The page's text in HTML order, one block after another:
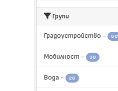
Групи
Градоустройство - 60
Мобилност - 38
Вода - 26